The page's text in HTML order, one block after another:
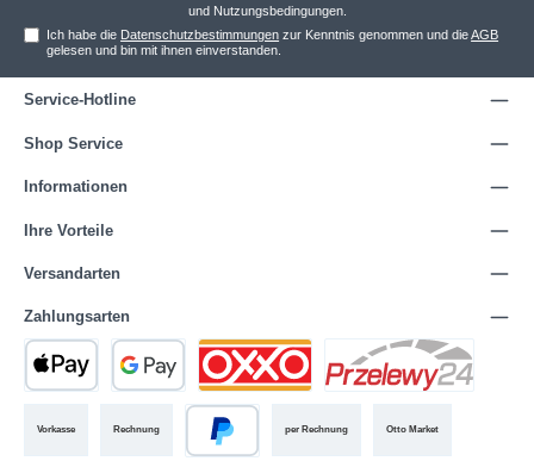
und Nutzungsbedingungen.
Ich habe die Datenschutzbestimmungen zur Kenntnis genommen und dieAGB
gelesen und bin mit ihnen einverstanden.
Service-Hotline
Shop Service
Informationen
Ihre Vorteile
Versandarten
Zahlungsarten
per Rechnung Otto Market
Vorkasse Rechnung